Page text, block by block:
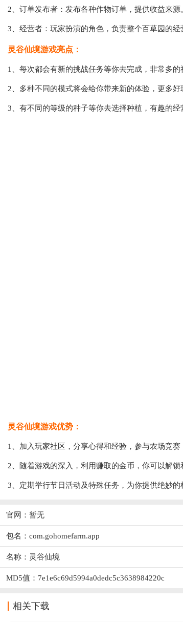
2、订单发布者：发布各种作物订单，提供收益来源
3、经营者：玩家扮演的角色，负责整个百草园的经
灵谷仙境游戏亮点：
1、每次都会有新的挑战任务等你去完成，非常多的
2、多种不同的模式将会给你带来新的体验，更多好
3、有不同的等级的种子等你去选择种植，有趣的经
灵谷仙境游戏优势：
1、加入玩家社区，分享心得和经验，参与农场竞
2、随着游戏的深入，利用赚取的金币，你可以解
3、定期举行节日活动及特殊任务，为你提供绝妙
官网：暂无
包名：com.gohomefarm.app
名称：灵谷仙境
MD5值：7e1e6c69d5994a0dedc5c3638984220c
相关下载